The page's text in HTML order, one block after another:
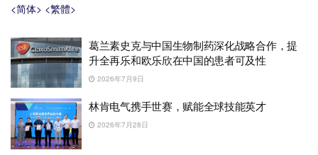
<简体> <繁體>
葛兰素史克与中国生物制药深化战略合作，提
升全再乐和欧乐欣在中国的患者可及性
2026年7月9日
林肯电气携手世赛，赋能全球技能英才
2026年7月28日